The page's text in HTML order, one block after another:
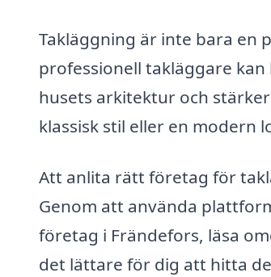
Takläggning är inte bara en
professionell takläggare
husets arkitektur och
klassisk stil eller en modern
Att anlita rätt företag för
Genom att använda
företag i Frändefors, läsa
det lättare för dig att hitta